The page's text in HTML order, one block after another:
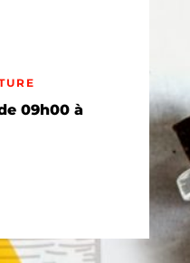
09h00 à